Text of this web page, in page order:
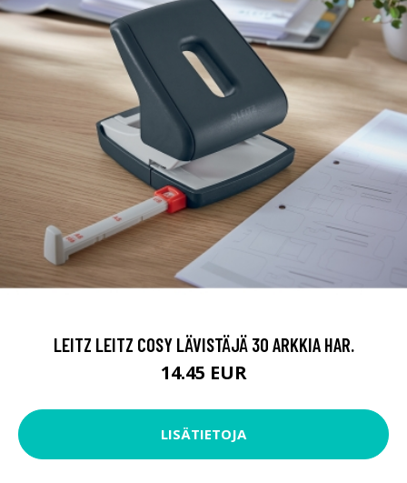
LEITZ LEITZ COSY LÄVISTÄJÄ 30 ARKKIA HAR.
14.45 EUR
LISÄTIETOJA